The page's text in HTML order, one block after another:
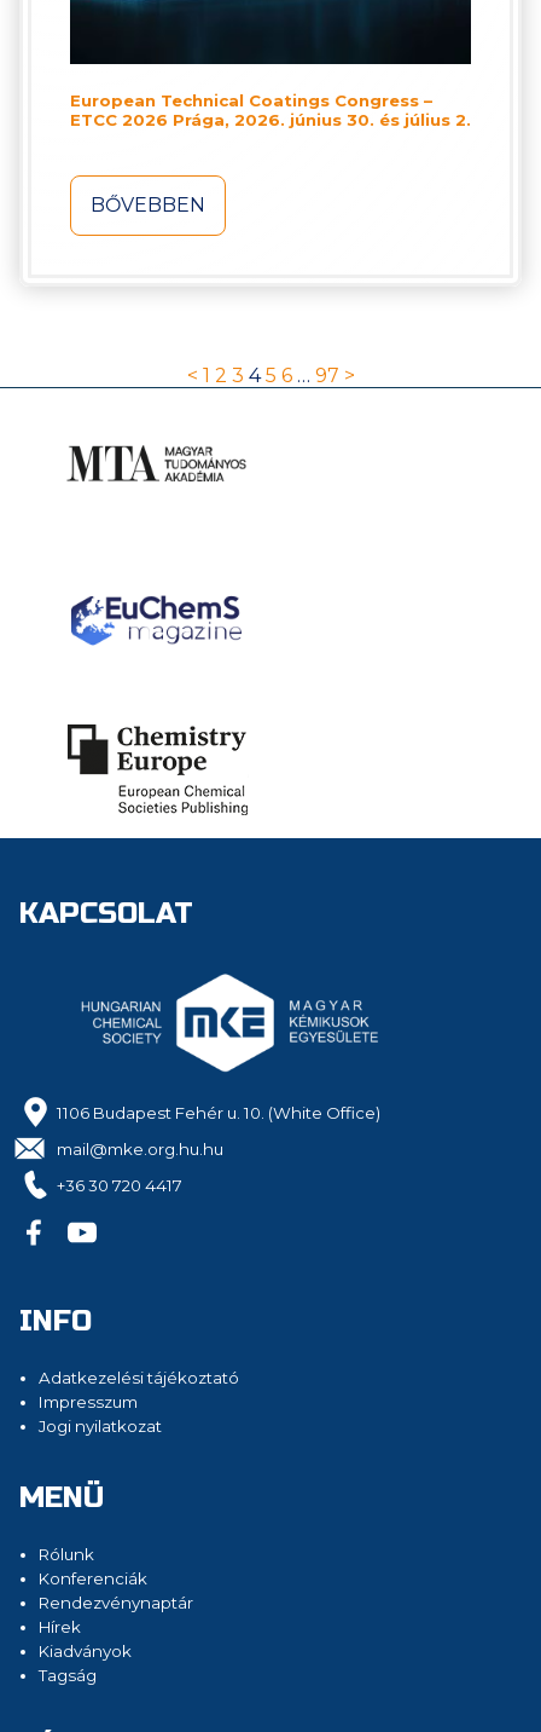
European Technical Coatings Congress –
ETCC 2026 Prága, 2026. június 30. és július 2.
BŐVEBBEN
< 1 2 3 4 5 6 … 97 >
KAPCSOLAT
1106 Budapest Fehér u. 10. (White Office)
mail@mke.org.hu.hu
+36 30 720 4417
INFO
Adatkezelési tájékoztató
Impresszum
Jogi nyilatkozat
MENÜ
Rólunk
Konferenciák
Rendezvénynaptár
Hírek
Kiadványok
Tagság